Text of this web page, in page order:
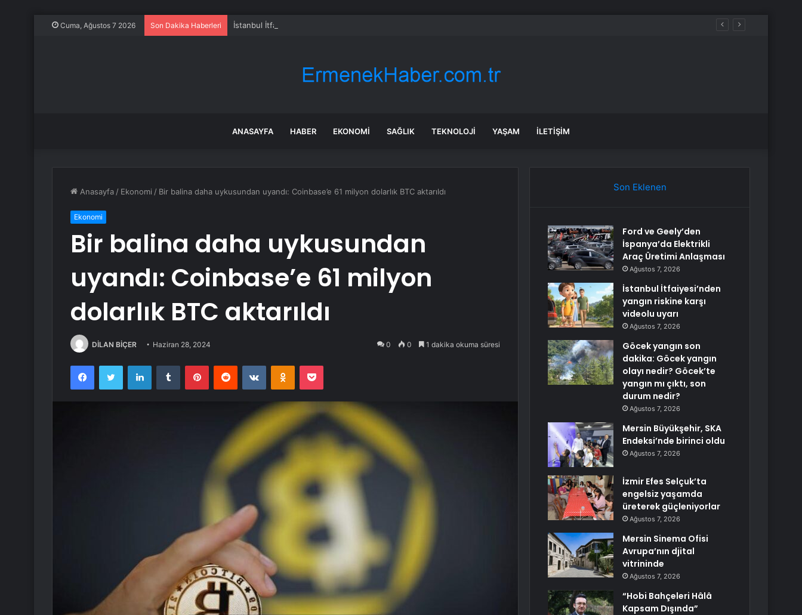
Cuma, Ağustos 7 2026 Son Dakika Haberleri İstanbul İtfaiyesi’nden yangın riskine karşı videolu uyarı
ANASAYFA HABER EKONOMI SAĞLIK TEKNOLOJI YAŞAM İLETIŞIM
Anasayfa / Ekonomi / Bir balina daha uykusundan uyandı: Coinbase’e 61 milyon dolarlık BTC aktarıldı
Ekonomi
Bir balina daha uykusundan
uyandı: Coinbase’e 61 milyon
dolarlık BTC aktarıldı
DİLAN BİÇER Haziran 28, 2024 0 0 1 dakika okuma süresi
FacebookTwitter LinkedInTumblr PinterestReddit VKontakteOdnoklassniki
Pocket
Son Eklenen
Ford ve Geely’den
İspanya’da Elektrikli
Araç Üretimi Anlaşması
Ağustos 7, 2026
İstanbul İtfaiyesi’nden
yangın riskine karşı
videolu uyarı
Ağustos 7, 2026
Göcek yangın son
dakika: Göcek yangın
olayı nedir? Göcek’te
yangın mı çıktı, son
durum nedir?
Ağustos 7, 2026
Mersin Büyükşehir, SKA
Endeksi’nde birinci oldu
Ağustos 7, 2026
İzmir Efes Selçuk’ta
engelsiz yaşamda
üreterek güçleniyorlar
Ağustos 7, 2026
Mersin Sinema Ofisi
Avrupa’nın djital
vitrininde
Ağustos 7, 2026
“Hobi Bahçeleri Hâlâ
Kapsam Dışında”